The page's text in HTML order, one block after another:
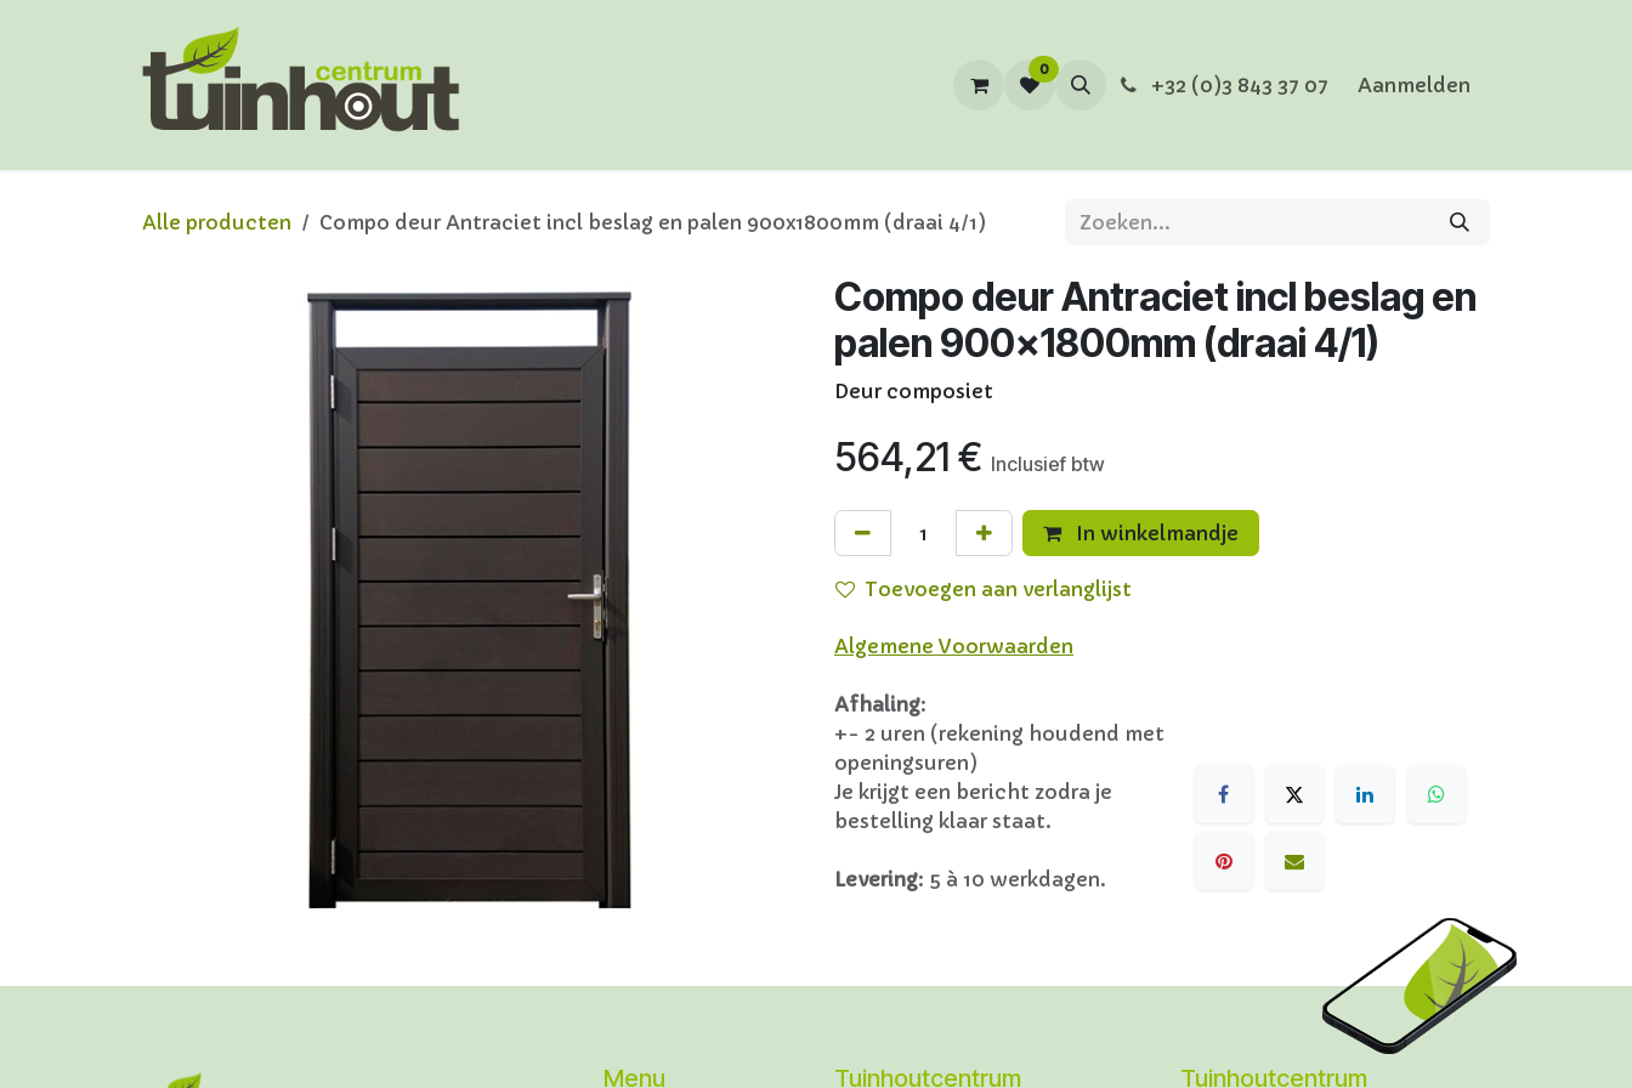
0
+32 (0)3 843 37 07 Aanmelden
Alle producten Compo deur Antraciet incl beslag en palen 900x1800mm (draai 4/1)
Compo deur Antraciet incl beslag en
palen 900x1800mm (draai 4/1)
Deur composiet
564,21 € Inclusief btw
In winkelmandje
Toevoegen aan verlanglijst
Algemene Voorwaarden
Afhaling:
+- 2 uren (rekening houdend met
openingsuren)
Je krijgt een bericht zodra je
bestelling klaar staat.
Levering: 5 à 10 werkdagen.
Menu Tuinhoutcentrum Tuinhoutcentrum